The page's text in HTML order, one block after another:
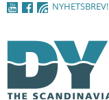
NYHETSBREV!